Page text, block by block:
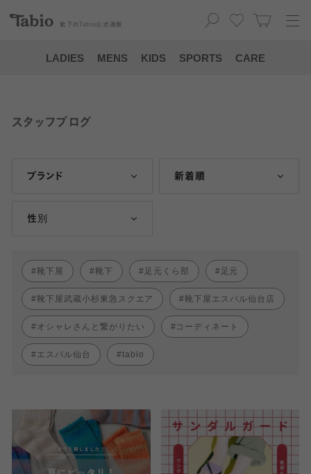
靴下の Tabio 公式通販
LADIES MENS KIDS SPORTS CARE
スタッフブログ
ブランド 新着順
性別
靴下屋 靴下 足元くら部 足元
靴下屋武蔵小杉東急スクエア 靴下屋エスパル仙台店
オシャレさんと繋がりたい コーディネート
エスパル仙台 tabio